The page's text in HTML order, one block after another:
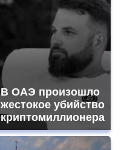
В ОАЭ произошло
жестокое убийство
криптомиллионера